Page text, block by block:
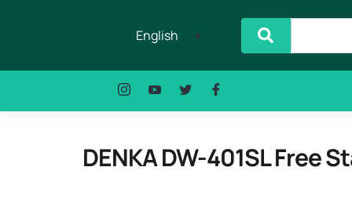
English
DENKA DW-401SL Free